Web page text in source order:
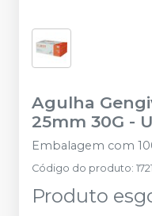
Agulha
25mm 30G -
Embalagem com
Código do produto:
Produto